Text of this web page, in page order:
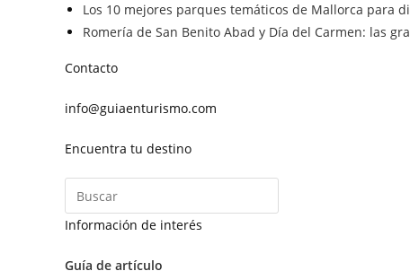
Los 10 mejores parques temáticos de Mallorca para
Romería de San Benito Abad y Día del Carmen: las
Contacto
info@guiaenturismo.com
Encuentra tu destino
Información de interés
Guía de artículo